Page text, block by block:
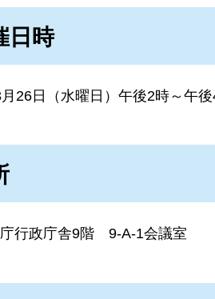
日時
26日（水曜日）午後2時～午
行政庁舎9階 9-A-1会議室